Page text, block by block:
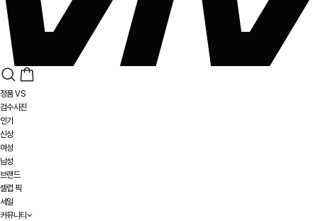
정품 VS
검수사진
인기
신상
여성
남성
브랜드
셀럽 픽
세일
커뮤니티